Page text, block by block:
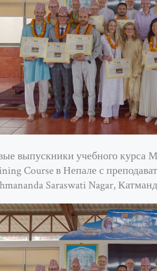
выпускники учебного курса
Course в Непале с
Saraswati Nagar,